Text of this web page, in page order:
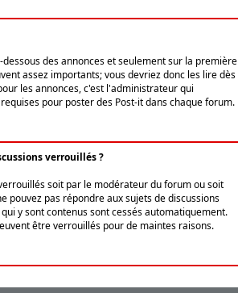
des annonces et seulement sur la première
assez importants; vous devriez donc les lire dès
les annonces, c'est l'administrateur qui
pour poster des Post-it dans chaque forum.
verrouillés ?
soit par le modérateur du forum ou soit
pouvez pas répondre aux sujets de discussions
y sont contenus sont cessés automatiquement.
être verrouillés pour de maintes raisons.